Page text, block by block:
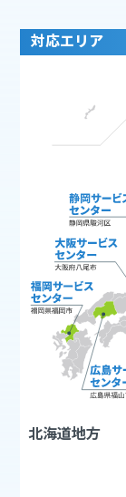
対応エリア
北海道地方